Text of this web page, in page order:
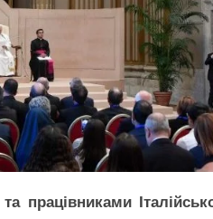
працівниками